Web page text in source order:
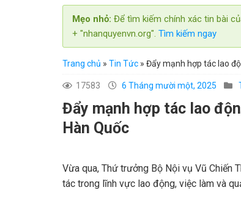
Mẹo nhỏ: Để tìm kiếm chính xác tin bài
+ "nhanquyenvn.org". Tìm kiếm ngay
Trang chủ » Tin Tức » Đẩy mạnh hợp tác lao
17583 6 Tháng mười một, 2025
Đẩy mạnh hợp tác lao
Hàn Quốc
Vừa qua, Thứ trưởng Bộ Nội vụ Vũ Chiến
tác trong lĩnh vực lao động, việc làm và